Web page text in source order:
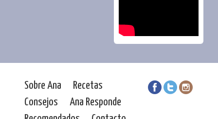
Sobre Ana
Recetas
Consejos
Ana Responde